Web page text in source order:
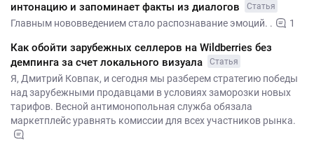
интонацию и запоминает факты из диалогов
Статья
Главным нововведением стало распознавание эмоций. . 1
Как обойти зарубежных селлеров на Wildberries без
демпинга за счет локального визуала
Статья
Я, Дмитрий Ковпак, и сегодня мы разберем стратегию победы
над зарубежными продавцами в условиях заморозки новых
тарифов. Весной антимонопольная служба обязала
маркетплейс уравнять комиссии для всех участников рынка.